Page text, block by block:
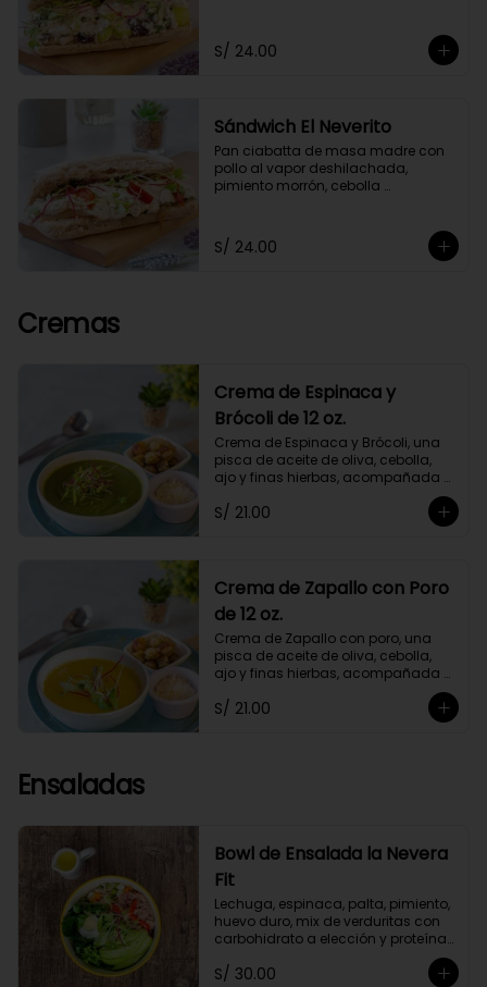
germinados.
S/ 24.00
Sándwich El Neverito
Pan ciabatta de masa madre con
pollo al vapor deshilachada,
pimiento morrón, cebolla
toque de orégano. Con mayonesa
de cashews.
S/ 24.00
Cremas
Crema de Espinaca y
Brócoli de 12 oz.
Crema de Espinaca y Brócoli, una
pisca de aceite de oliva, cebolla,
ajo y finas hierbas, acompañada
madre. No contiene papa ni
S/ 21.00
Crema de Zapallo con Poro
de 12 oz.
Crema de Zapallo con poro, una
pisca de aceite de oliva, cebolla,
ajo y finas hierbas, acompañada
madre. No contiene papa ni
S/ 21.00
Ensaladas
Bowl de Ensalada la Nevera
Fit
Lechuga, espinaca, palta, pimiento,
huevo duro, mix de verduritas con
carbohidrato a elección y proteína
selecionada. Con aliño La Nevera Fit
S/ 30.00